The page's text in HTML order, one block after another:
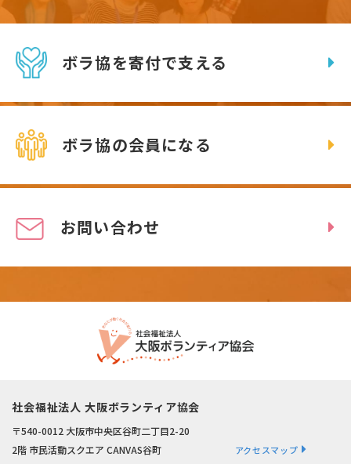
ボラ協を寄付で支える
ボラ協の会員になる
お問い合わせ
社会福祉法人 大阪ボランティア協会
〒540-0012 大阪市中央区谷町二丁目2-20
2階 市民活動スクエア CANVAS谷町
アクセスマップ